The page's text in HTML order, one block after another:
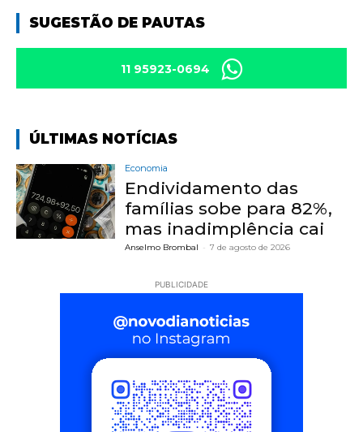
SUGESTÃO DE PAUTAS
11 95923-0694
ÚLTIMAS NOTÍCIAS
Economia
Endividamento das
famílias sobe para 82%,
mas inadimplência cai
Anselmo Brombal - 7 de agosto de 2026
PUBLICIDADE